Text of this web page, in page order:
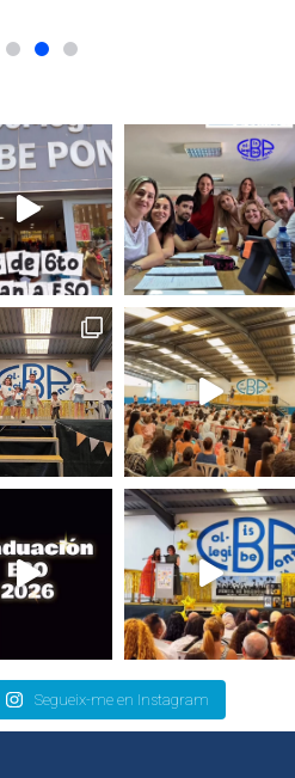
Segueix-me en Instagram